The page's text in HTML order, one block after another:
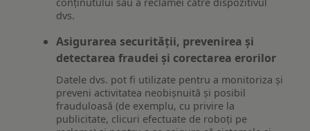
dvs.
Asigurarea securității, prevenirea și
detectarea fraudei și corectarea erorilor
Datele dvs. pot fi utilizate pentru a monitoriza și
preveni activitatea neobișnuită și posibil
frauduloasă (de exemplu, cu privire la
publicitate, clicuri efectuate de roboți pe